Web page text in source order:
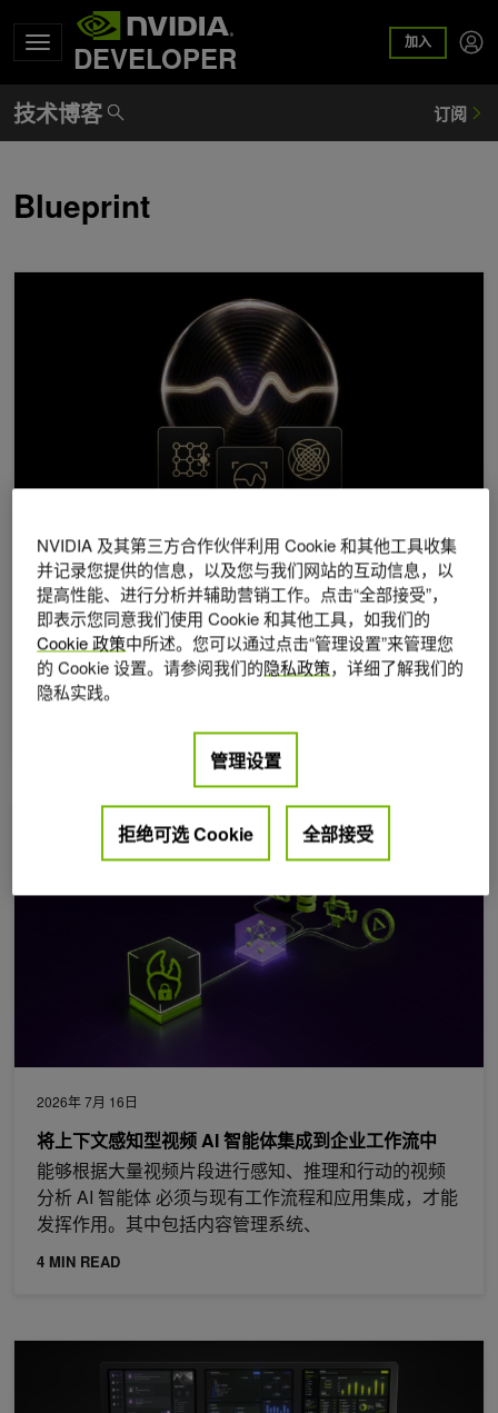
DEVELOPER 加入
Blueprint
2026年 7月 27日
NVIDIA Ising 通过增强的情境学习实现全自动量子计
算机校准
NVIDIA Ising Calibration 是一个开源视觉语言模型
(VLM) ，旨在解释量子处理器的诊断输出，
2026年 7月 16日
将上下文感知型视频 AI 智能体集成到企业工作流中
能够根据大量视频片段进行感知、推理和行动的视频
分析 AI 智能体 必须与现有工作流程和应用集成，才能
发挥作用。其中包括内容管理系统、
4 MIN READ
将上下文感知型视频 AI 智能体集成到企业工作流中
NVIDIA 及其第三方合作伙伴利用 Cookie 和其他工具收集
并记录您提供的信息，以及您与我们网站的互动信息，以
提高性能、进行分析并辅助营销工作。点击“全部接受”，
即表示您同意我们使用 Cookie 和其他工具，如我们的
Cookie 政策中所述。您可以通过点击“管理设置”来管理您
的 Cookie 设置。请参阅我们的隐私政策，详细了解我们的
隐私实践。
管理设置
拒绝可选 Cookie 全部接受